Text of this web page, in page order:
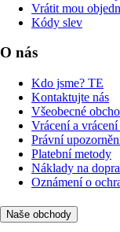
Vrátit mou
Kódy slev
O nás
Kdo jsme? TE
Kontaktujte nás
Všeobecné
Vrácení a vrácení
Právní
Platební metody
Náklady na
Oznámení o
Naše obchody